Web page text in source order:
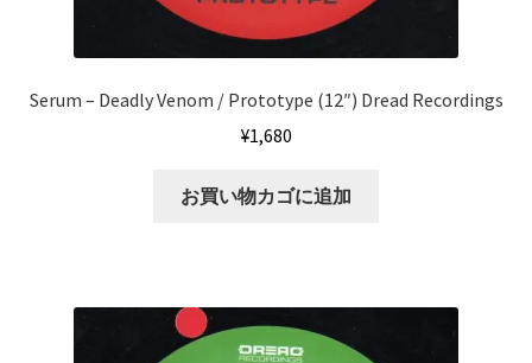
Serum – Deadly Venom / Prototype (12″) Dread Recordings
¥1,680
お買い物カゴに追加